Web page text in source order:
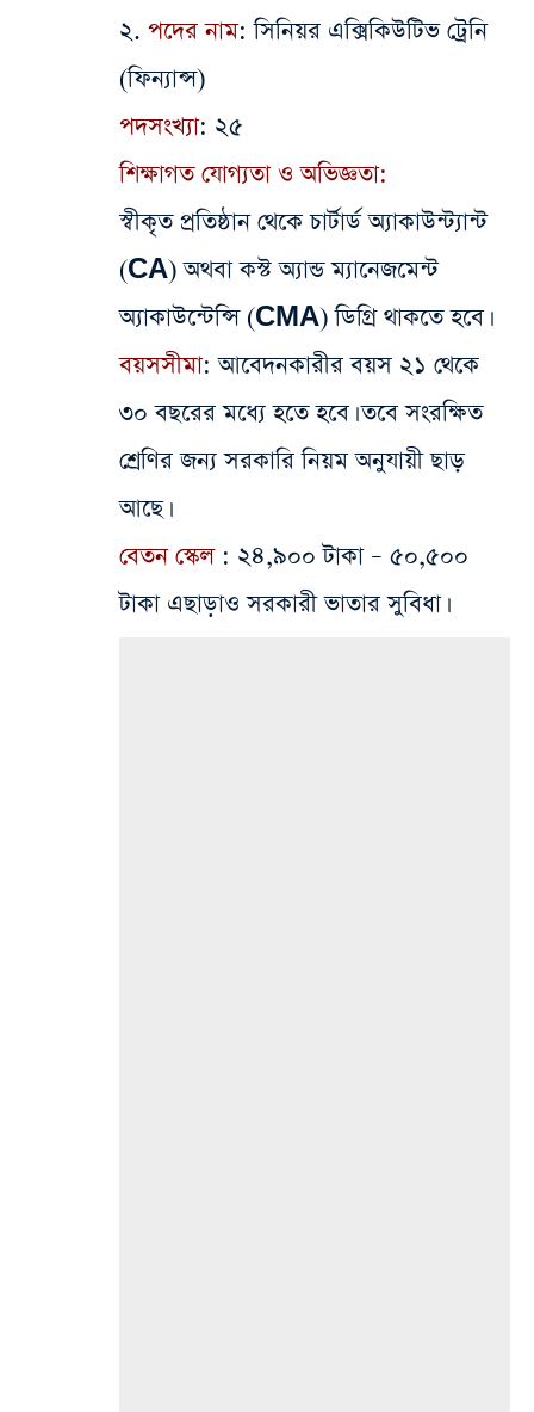
২. পদের নাম: সিনিয়র এক্সিকিউটিভ ট্রেনি
(ফিন্যান্স)
পদসংখ্যা: ২৫
শিক্ষাগত যোগ্যতা ও অভিজ্ঞতা:
স্বীকৃত প্রতিষ্ঠান থেকে চার্টার্ড অ্যাকাউন্ট্যান্ট
(CA) অথবা কস্ট অ্যান্ড ম্যানেজমেন্ট
অ্যাকাউন্টেন্সি (CMA) ডিগ্রি থাকতে হবে।
বয়সসীমা: আবেদনকারীর বয়স ২১ থেকে
৩০ বছরের মধ্যে হতে হবে। তবে সংরক্ষিত
শ্রেণির জন্য সরকারি নিয়ম অনুযায়ী ছাড়
আছে।
বেতন স্কেল: ২৪,৯০০ টাকা – ৫০,৫০০
টাকা এছাড়াও সরকারী ভাতার সুবিধা।